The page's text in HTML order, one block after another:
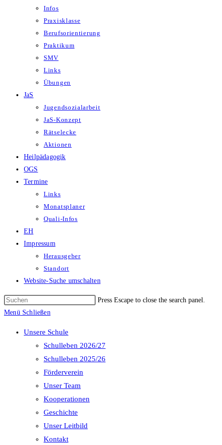
Infos
Praxisklasse
Berufsorientierung
Praktikum
SMV
Links
Übungen
JaS
Jugendsozialarbeit
JaS-Konzept
Rätselecke
Aktionen
Heilpädagogik
OGS
Termine
Links
Monatsplaner
Quali-Infos
EH
Impressum
Herausgeber
Standort
Website-Suche umschalten
Press Escape to close the search panel.
Menü Schließen
Unsere Schule
Schulleben 2026/27
Schulleben 2025/26
Förderverein
Unser Team
Kooperationen
Geschichte
Unser Leitbild
Kontakt